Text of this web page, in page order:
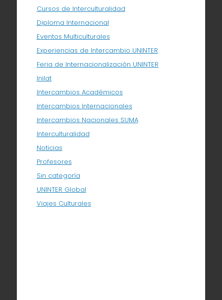
Cursos de Interculturalidad
Diploma Internacional
Eventos Multiculturales
Experiencias de Intercambio UNINTER
Feria de Internacionalización UNINTER
Inilat
Intercambios Académicos
Intercambios Internacionales
Intercambios Nacionales SUMA
Interculturalidad
Noticias
Profesores
Sin categoría
UNINTER Global
Viajes Culturales